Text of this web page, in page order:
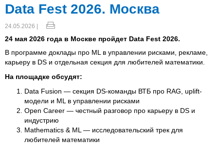
Data Fest 2026. Москва
24.05.2026 |
24 мая 2026 года в Москве пройдет Data Fest 2026.
В программе доклады про ML в управлении рисками, рекламе,
карьеру в DS и отдельная секция для любителей математики.
На площадке обсудят:
Data Fusion — секция DS-команды ВТБ про RAG, uplift-
модели и ML в управлении рисками
Open Career — честный разговор про карьеру в DS и
индустрию
Mathematics & ML — исследовательский трек для
любителей математики